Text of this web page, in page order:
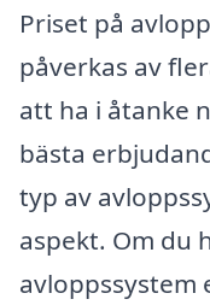
Priset på
påverkas av
att ha i åtanke
bästa
typ av
aspekt. Om du
avloppssystem